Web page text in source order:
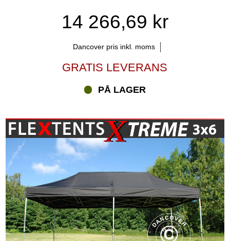
14 266,69 kr
Dancover pris inkl. moms
GRATIS LEVERANS
PÅ LAGER